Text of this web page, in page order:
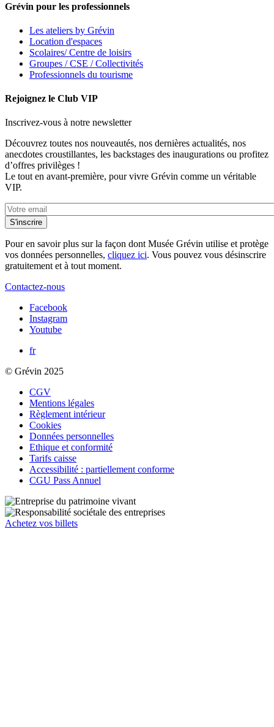
Grévin pour les professionnels
Les ateliers by Grévin
Location d'espaces
Scolaires/ Centre de loisirs
Groupes / CSE / Collectivités
Professionnels du tourisme
Rejoignez le Club VIP
Inscrivez-vous à notre newsletter
Découvrez toutes nos nouveautés, nos dernières actualités, nos
anecdotes croustillantes, les backstages des inaugurations ou profitez
d’offres privilèges !
Le tout en avant-première, pour vivre Grévin comme un véritable
VIP.
Pour en savoir plus sur la façon dont Musée Grévin utilise et protège
vos données personnelles, cliquez ici. Vous pouvez vous désinscrire
gratuitement et à tout moment.
Contactez-nous
Facebook
Instagram
Youtube
fr
© Grévin 2025
CGV
Mentions légales
Règlement intérieur
Cookies
Données personnelles
Ethique et conformité
Tarifs caisse
Accessibilité : partiellement conforme
CGU Pass Annuel
Achetez vos billets